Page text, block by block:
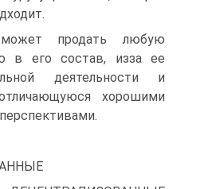
может продать любую
в его состав, изза ее
деятельности и
хорошими